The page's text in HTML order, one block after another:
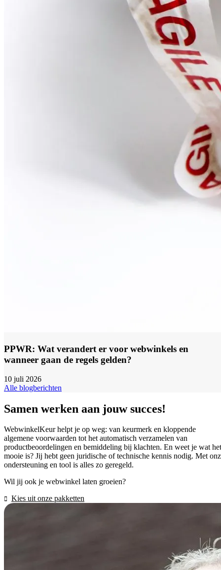
PPWR: Wat verandert er voor webwinkels en
wanneer gaan de regels gelden?
10 juli 2026
Alle blogberichten
Samen werken aan jouw succes!
WebwinkelKeur helpt je op weg: van keurmerk en kloppende
algemene voorwaarden tot het automatisch verzamelen van
productbeoordelingen en bemiddeling bij klachten. En weet je wat het
mooie is? Jij hebt geen juridische of technische kennis nodig. Met
ondersteuning en tool is alles zo geregeld.
Wil jij ook je webwinkel laten groeien?
Kies uit onze pakketten